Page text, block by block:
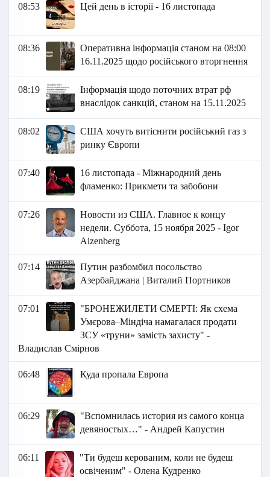
08:53 Цей день в історії - 16 листопада
08:36
Оперативна інформація станом на 08:00
16.11.2025 щодо російського вторгнення
08:19
Інформація щодо поточних втрат рф
внаслідок санкцій, станом на 15.11.2025
08:02
США хочуть витіснити російський газ з
ринку Європи
07:40
16 листопада - Міжнародний день
фламенко: Прикмети та забобони
07:26
Новости из США. Главное к концу
недели. Суббота, 15 ноября 2025 - Igor
Aizenberg
07:14
Путин разбомбил посольство
Азербайджана | Виталий Портников
07:01
"БРОНЕЖИЛЕТИ СМЕРТІ: Як схема
Умєрова–Міндіча намагалася продати
ЗСУ «труни» замість захисту" -
Владислав Смірнов
06:48 Куда пропала Европа
06:29
"Вспомнилась история из самого конца
девяностых…" - Андрей Капустин
06:11
"Ти будеш керованим, коли не будеш
освіченим" - Олена Кудренко